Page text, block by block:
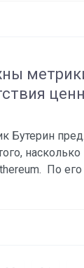
Бутерин
По